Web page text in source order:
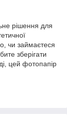
рішення для
чи займаєтеся
зберігати
цей фотопапір